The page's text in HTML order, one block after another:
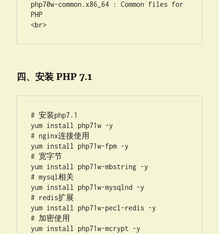
php70w-common.x86_64 : Common files for
PHP
<br>
四、安装 PHP 7.1
# 安装php7.1
yum install php71w -y
# nginx连接使用
yum install php71w-fpm -y
# 宽字节
yum install php71w-mbstring -y
# mysql相关
yum install php71w-mysqlnd -y
# redis扩展
yum install php71w-pecl-redis -y
# 加密使用
yum install php71w-mcrypt -y